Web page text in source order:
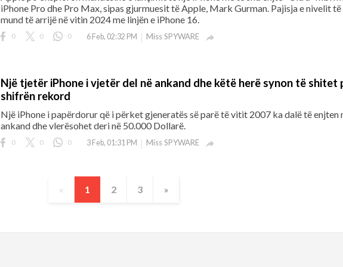
iPhone Pro dhe Pro Max, sipas gjurmuesit të Apple, Mark Gurman. Pajisja e nivelit
mund të arrijë në vitin 2024 me linjën e iPhone 16.
0 0 0 6 Feb, 02:32 PM Miss SPYWARE 
Një tjetër iPhone i vjetër del në ankand dhe këtë herë synon të shitet
shifrën rekord
Një iPhone i papërdorur që i përket gjeneratës së parë të vitit 2007 ka dalë të enjten
ankand dhe vlerësohet deri në 50.000 Dollarë.
0 0 0 3 Feb, 01:31 PM Miss SPYWARE 
« 1 2 3 »